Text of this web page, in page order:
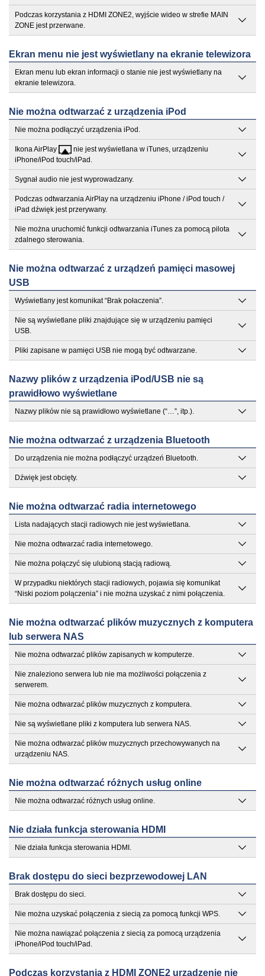
Podczas korzystania z HDMI ZONE2, wyjście wideo w strefie MAIN
ZONE jest przerwane.
Ekran menu nie jest wyświetlany na ekranie telewizora
Ekran menu lub ekran informacji o stanie nie jest wyświetlany na
ekranie telewizora.
Nie można odtwarzać z urządzenia iPod
Nie można podłączyć urządzenia iPod.
Ikona AirPlay
nie jest wyświetlana w iTunes, urządzeniu
iPhone/iPod touch/iPad.
Sygnał audio nie jest wyprowadzany.
Podczas odtwarzania AirPlay na urządzeniu iPhone / iPod touch /
iPad dźwięk jest przerywany.
Nie można uruchomić funkcji odtwarzania iTunes za pomocą pilota
zdalnego sterowania.
Nie można odtwarzać z urządzeń pamięci masowej
USB
Wyświetlany jest komunikat “Brak połaczenia”.
Nie są wyświetlane pliki znajdujące się w urządzeniu pamięci
USB.
Pliki zapisane w pamięci USB nie mogą być odtwarzane.
Nazwy plików z urządzenia iPod/USB nie są
prawidłowo wyświetlane
Nazwy plików nie są prawidłowo wyświetlane (“…”, itp.).
Nie można odtwarzać z urządzenia Bluetooth
Do urządzenia nie można podłączyć urządzeń Bluetooth.
Dźwięk jest obcięty.
Nie można odtwarzać radia internetowego
Lista nadających stacji radiowych nie jest wyświetlana.
Nie można odtwarzać radia internetowego.
Nie można połączyć się ulubioną stacją radiową.
W przypadku niektórych stacji radiowych, pojawia się komunikat
“Niski poziom połączenia” i nie można uzyskać z nimi połączenia.
Nie można odtwarzać plików muzycznych z komputera
lub serwera NAS
Nie można odtwarzać plików zapisanych w komputerze.
Nie znaleziono serwera lub nie ma możliwości połączenia z
serwerem.
Nie można odtwarzać plików muzycznych z komputera.
Nie są wyświetlane pliki z komputera lub serwera NAS.
Nie można odtwarzać plików muzycznych przechowywanych na
urządzeniu NAS.
Nie można odtwarzać różnych usług online
Nie można odtwarzać różnych usług online.
Nie działa funkcja sterowania HDMI
Nie działa funkcja sterowania HDMI.
Brak dostępu do sieci bezprzewodowej LAN
Brak dostępu do sieci.
Nie można uzyskać połączenia z siecią za pomocą funkcji WPS.
Nie można nawiązać połączenia z siecią za pomocą urządzenia
iPhone/iPod touch/iPad.
Podczas korzystania z HDMI ZONE2 urządzenie nie